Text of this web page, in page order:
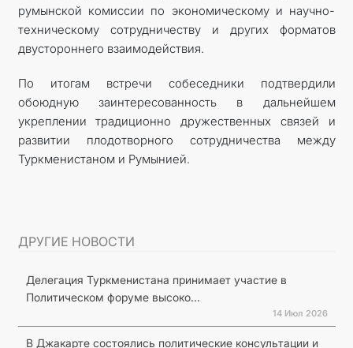
румынской комиссии по экономическому и научно-
техническому сотрудничеству и других форматов
двустороннего взаимодействия.
По итогам встречи собеседники подтвердили
обоюдную заинтересованность в дальнейшем
укреплении традиционно дружественных связей и
развитии плодотворного сотрудничества между
Туркменистаном и Румынией.
ДРУГИЕ НОВОСТИ
Делегация Туркменистана принимает участие в
Политическом форуме высоко...
14 Июл 2026
В Джакарте состоялись политические консультации и